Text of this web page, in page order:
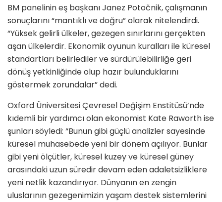
BM panelinin eş başkanı Janez Potočnik, çalışmanın
sonuçlarını “mantıklı ve doğru” olarak nitelendirdi.
“Yüksek gelirli ülkeler, gezegen sınırlarını gerçekten
aşan ülkelerdir. Ekonomik oyunun kuralları ile küresel
standartları belirlediler ve sürdürülebilirliğe geri
dönüş yetkinliğinde olup hazır bulunduklarını
göstermek zorundalar” dedi.
Oxford Üniversitesi Çevresel Değişim Enstitüsü’nde
kıdemli bir yardımcı olan ekonomist Kate Raworth ise
şunları söyledi: “Bunun gibi güçlü analizler sayesinde
küresel muhasebede yeni bir dönem açılıyor. Bunlar
gibi yeni ölçütler, küresel kuzey ve küresel güney
arasındaki uzun süredir devam eden adaletsizliklere
yeni netlik kazandırıyor. Dünyanın en zengin
uluslarının gezegenimizin yaşam destek sistemlerini